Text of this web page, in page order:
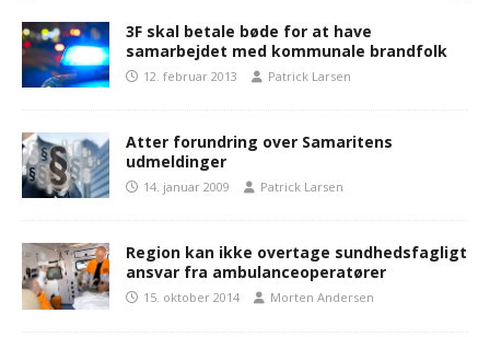
3F skal betale bøde for at have
samarbejdet med kommunale brandfolk
12. februar 2013 Patrick Larsen
Atter forundring over Samaritens
udmeldinger
14. januar 2009 Patrick Larsen
Region kan ikke overtage sundhedsfagligt
ansvar fra ambulanceoperatører
15. oktober 2014 Morten Andersen